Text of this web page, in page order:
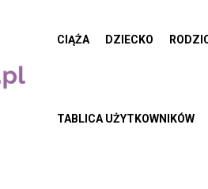
CIĄŻA DZIECKO
TABLICA UŻYTKOWNIKÓW